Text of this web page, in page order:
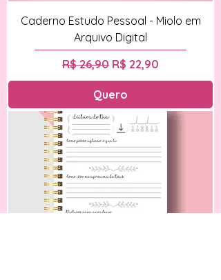
Caderno Estudo Pessoal - Miolo em
Arquivo Digital
Preço normal
R$ 26,90 Preço promocional
R$ 22,90
Quero